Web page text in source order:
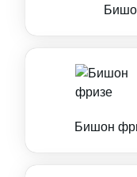
Бишон